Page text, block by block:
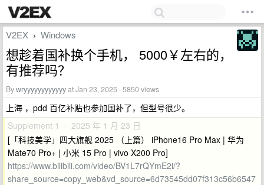
V2EX › Windows
想趁着国补换个手机， 5000￥左右的，
有推荐吗？
Bywryyyyyyyyyyyyat Jan 23, 2025 · 5850 views
上海 ，pdd 百亿补贴也参加国补了，但型号很少。
Supplement 1 · 2025 年 1 月 23 日
[「科技美学」四大旗舰 2025 （上篇） iPhone16 Pro Max | 华为
Mate70 Pro+ | 小米 15 Pro | vivo X200 Pro]
https://www.bilibili.com/video/BV1L7rQYmE2i/?
share_source=copy_web&vd_source=6d73545dd07f313c56b6547